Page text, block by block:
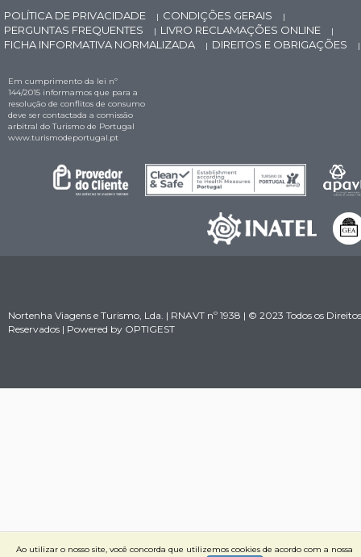
POLÍTICA DE PRIVACIDADE | CONDIÇÕES GERAIS |
PERGUNTAS FREQUENTES | LIVRO RECLAMAÇÕES ONLINE |
FICHA INFORMATIVA NORMALIZADA | DIREITOS E OBRIGAÇÕES |
Em cumprimento da lei nº
144/2015 informamos que para a
resolução de conflitos de consumo
deve ser contactada a comissão
arbitral do Turismo de Portugal
www.turismodeportugal.pt
Nortenha Viagens e Turismo, Lda. | RNAVT nº 1938 | © 2023 Todos os Direitos
Reservados | Powered by OPTIGEST
Ao utilizar o nosso site, você concorda que utilizemos cookies de acordo com a nossa